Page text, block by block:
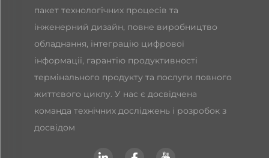
пакет технологічних процесів та
інженерний дизайн, повне виробництво
обладнання, інтеграцію цифрової
інформації, гарантію продуктивності
термінального продукту та послуги повного
життєвого циклу. У нас є досвідчена
команда технічних досліджень і розробок з
досвідом